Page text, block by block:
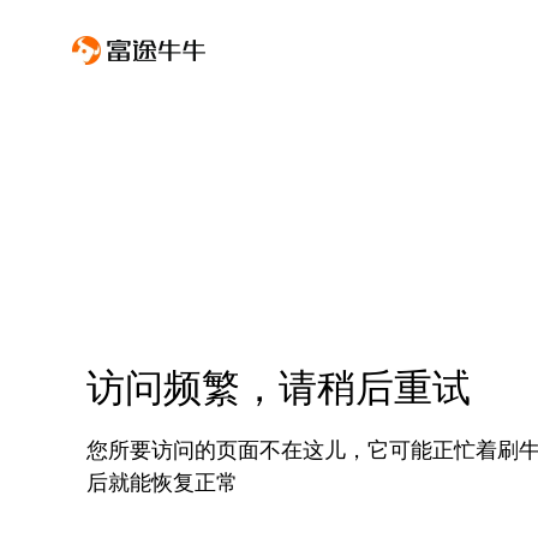
访问频繁，请稍后重试
您所要访问的页面不在这儿，它可能正忙着刷
后就能恢复正常